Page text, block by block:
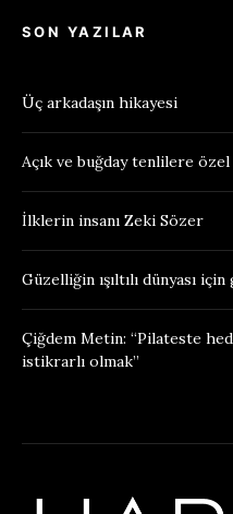
SON YAZILAR
Üç arkadaşın hikayesi
Açık ve buğday tenlilere özel
İlklerin insanı Zeki Sözer
Güzelliğin ışıltılı dünyası için
Çiğdem Metin: “Pilateste
istikrarlı olmak”